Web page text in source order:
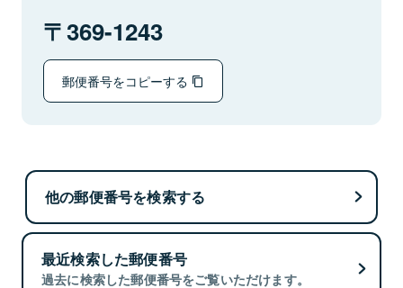
369-1243
郵便番号をコピーする
他の郵便番号を検索する
最近検索した郵便番号
過去に検索した郵便番号をご覧いただけます。